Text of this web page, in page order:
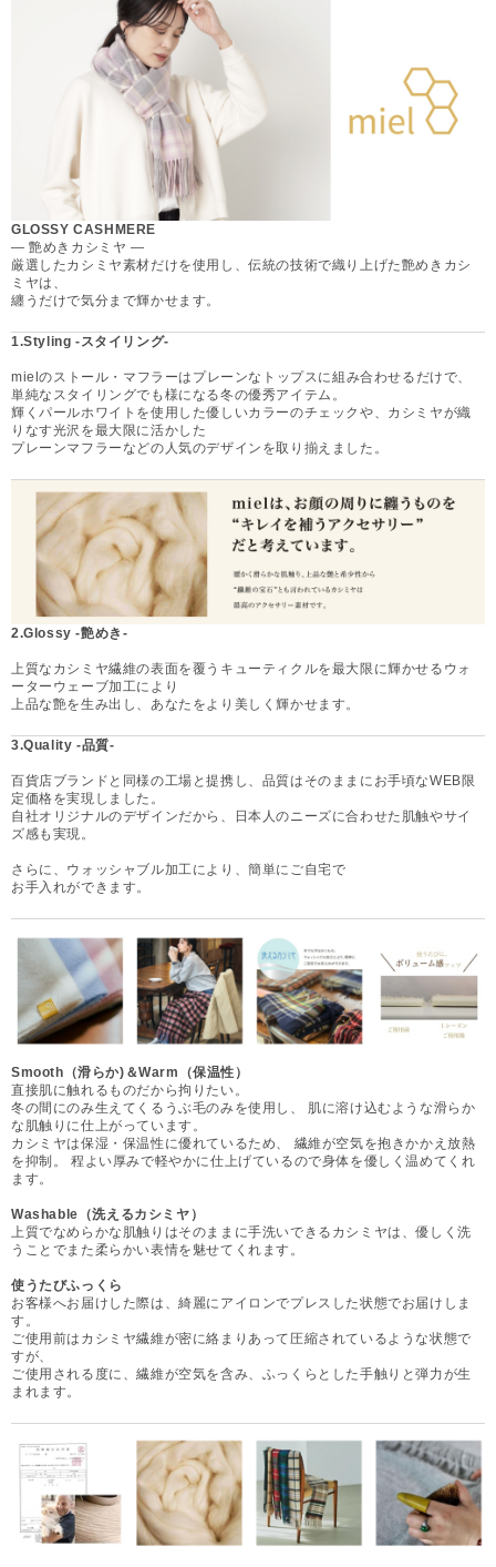
GLOSSY CASHMERE
— 艶めきカシミヤ —
厳選したカシミヤ素材だけを使用し、伝統の技術で織り上げた艶めきカシ
ミヤは、
纏うだけで気分まで輝かせます。
1.Styling -スタイリング-
mielのストール・マフラーはプレーンなトップスに組み合わせるだけで、
単純なスタイリングでも様になる冬の優秀アイテム。
輝くパールホワイトを使用した優しいカラーのチェックや、カシミヤが織
りなす光沢を最大限に活かした
プレーンマフラーなどの人気のデザインを取り揃えました。
2.Glossy -艶めき-
上質なカシミヤ繊維の表面を覆うキューティクルを最大限に輝かせるウォ
ーターウェーブ加工により
上品な艶を生み出し、あなたをより美しく輝かせます。
3.Quality -品質-
百貨店ブランドと同様の工場と提携し、品質はそのままにお手頃なWEB限
定価格を実現しました。
自社オリジナルのデザインだから、日本人のニーズに合わせた肌触やサイ
ズ感も実現。
さらに、ウォッシャブル加工により、簡単にご自宅で
お手入れができます。
Smooth（滑らか)＆Warm（保温性）
直接肌に触れるものだから拘りたい。
冬の間にのみ生えてくるうぶ毛のみを使用し、 肌に溶け込むような滑らか
な肌触りに仕上がっています。
カシミヤは保湿・保温性に優れているため、 繊維が空気を抱きかかえ放熱
を抑制。 程よい厚みで軽やかに仕上げているので身体を優しく温めてくれ
ます。
Washable（洗えるカシミヤ）
上質でなめらかな肌触りはそのままに手洗いできるカシミヤは、優しく洗
うことでまた柔らかい表情を魅せてくれます。
使うたびふっくら
お客様へお届けした際は、綺麗にアイロンでプレスした状態でお届けしま
す。
ご使用前はカシミヤ繊維が密に絡まりあって圧縮されているような状態で
すが、
ご使用される度に、繊維が空気を含み、ふっくらとした手触りと弾力が生
まれます。